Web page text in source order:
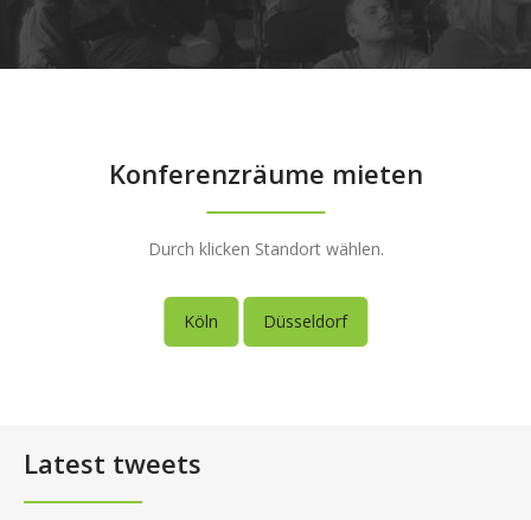
Konferenzräume mieten
Durch klicken Standort wählen.
Köln Düsseldorf
Latest tweets